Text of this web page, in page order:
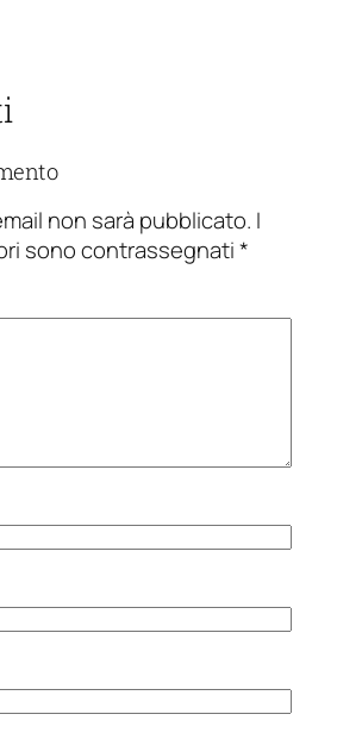
non sarà pubblicato. I
sono contrassegnati*